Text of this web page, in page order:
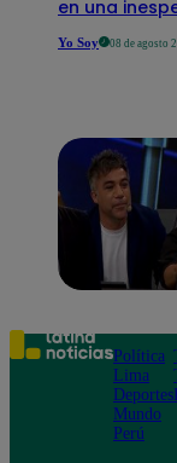
en una
Yo Soy 08 de agosto
Política
Lima
Deportes
Mundo
Perú